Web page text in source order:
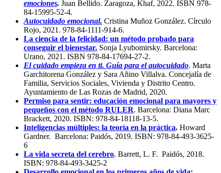
emociones. Juan Bellido. Zaragoza, Khaf, 2022. ISBN 978-
84-15995-52-4.
Autocuidado emocional. Cristina Muñoz González. Círculo
Rojo, 2021. 978-84-1111-914-6.
La ciencia de la felicidad: un método probado para
conseguir el bienestar. Sonja Lyubomirsky. Barcelona:
Urano, 2021. ISBN 978-84-17694-27-2.
El cuidado empieza en ti. Guía para el autocuidado. Marta
Garchitorena González y Sara Añino Villalva. Concejalía de
Familia, Servicios Sociales, Vivienda y Distrito Centro.
Ayuntamiento de Las Rozas de Madrid, 2020.
Permiso para sentir: educación emocional para mayores y
pequeños con el método RULER. Barcelona: Diana Marc
Brackett, 2020. ISBN: 978-84-18118-13-5.
Inteligencias múltiples: la teoría en la práctica. Howard
Gardner. Barcelona: Paidós, 2019. ISBN: 978-84-493-3625-
6
La vida secreta del cerebro. Barrett, L. F. Paidós, 2018.
ISBN: 978-84-493-3425-2